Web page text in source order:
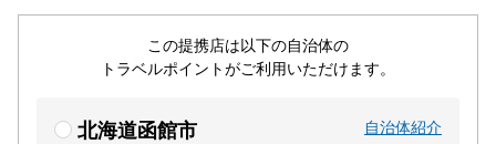
この提携店は以下の自治体の
トラベルポイントがご利用いただけます。
北海道函館市 自治体紹介